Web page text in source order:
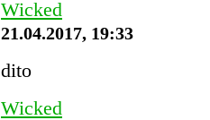
Wicked
21.04.2017, 19:33
dito
Wicked